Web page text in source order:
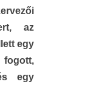
az
egy
fogott,
egy